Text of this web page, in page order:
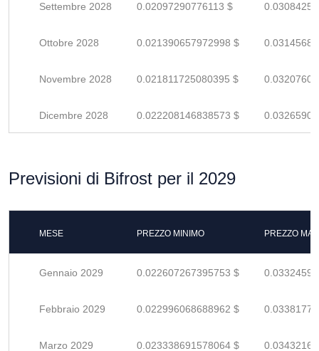
Settembre 2028 0.02097290776113 $
Ottobre 2028 0.021390657972998 $
Novembre 2028 0.021811725080395 $
Dicembre 2028 0.022208146838573 $
Previsioni di Bifrost per il 2029
MESE PREZZO MINIMO PREZZO
Gennaio 2029 0.022607267395753 $
Febbraio 2029 0.022996068688962 $
Marzo 2029 0.023338691578064 $